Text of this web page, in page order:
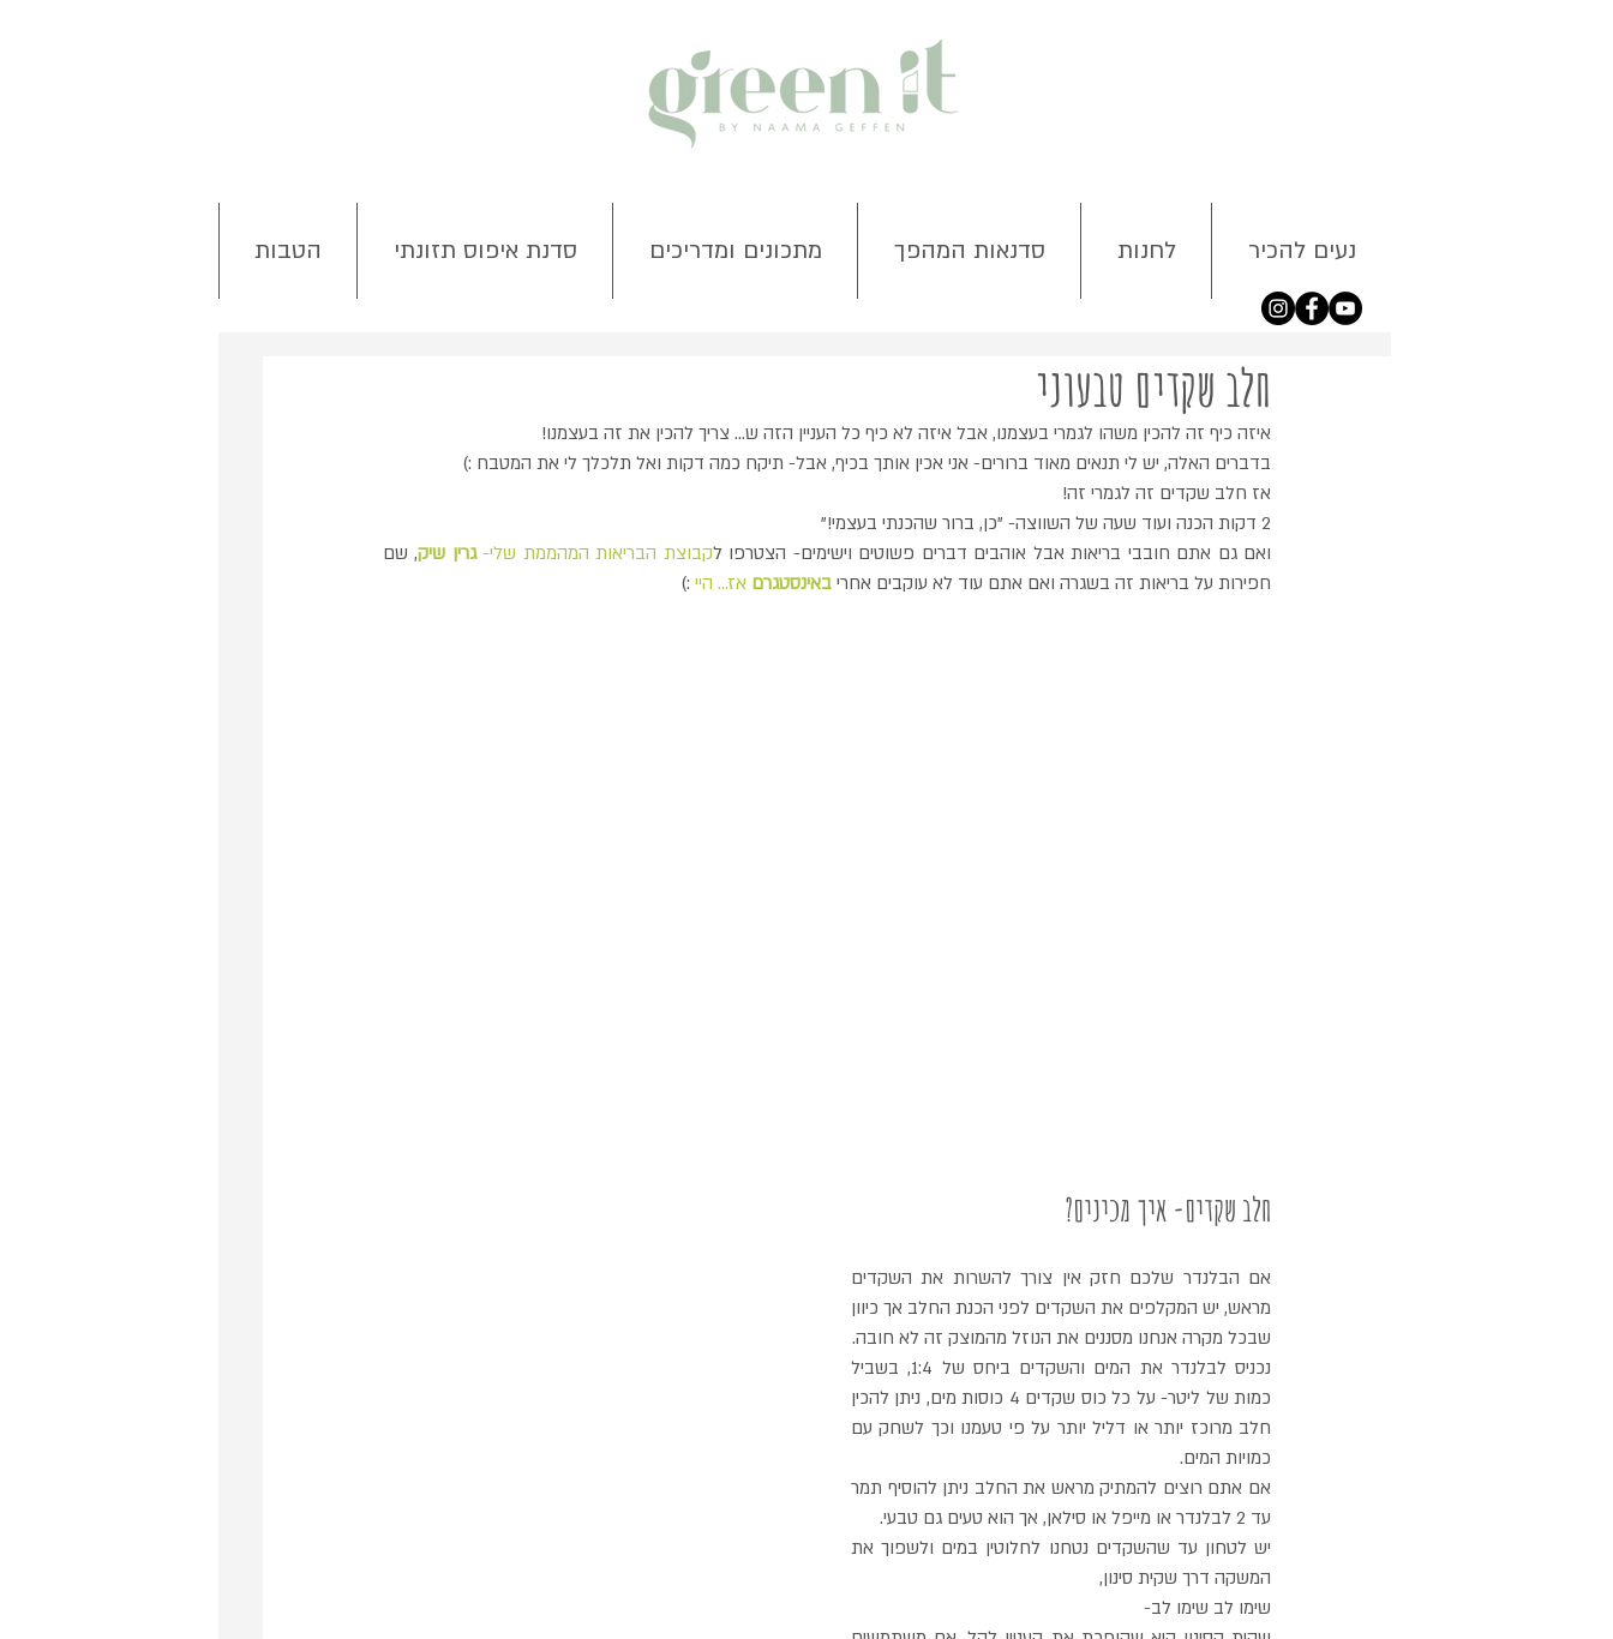
נעים להכיר לחנות סדנאות המהפך מתכונים ומדריכים סדנת איפוס תזונתי הטבות
חלב שקדים טבעוני
איזה כיף זה להכין משהו לגמרי בעצמנו, אבל איזה לא כיף כל העניין הזה ש... צריך להכין את זה בעצמנו!
בדברים האלה, יש לי תנאים מאוד ברורים- אני אכין אותך בכיף, אבל- תיקח כמה דקות ואל תלכלך לי את המטבח :)
אז חלב שקדים זה לגמרי זה!
2 דקות הכנה ועוד שעה של השווצה- "כן, ברור שהכנתי בעצמי!"
ואם גם אתם חובבי בריאות אבל אוהבים דברים פשוטים וישימים- הצטרפו לקבוצת הבריאות המהממת שלי- גרין שיק
חפירות על בריאות זה בשגרה ואם אתם עוד לא עוקבים אחרי באינסטגרם אז... היי :)
חלב שקדים- איך מכינים?
שבכל מקרה אנחנו מסננים את הנוזל מהמוצק זה לא חובה.
כמויות המים.
עד 2 לבלנדר או מייפל או סילאן, אך הוא טעים גם טבעי.
המשקה דרך שקית סינון,
שימו לב שימו לב-